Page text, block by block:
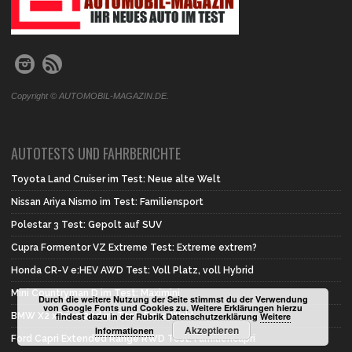
Copyright © AUTOMOBIL-MAGAZIN.DE.
AUTOTESTS UND FAHRBERICHTE
Toyota Land Cruiser im Test: Neue alte Welt
Nissan Ariya Nismo im Test: Familiensport
Polestar 3 Test: Gepolt auf SUV
Cupra Formentor VZ Extreme Test: Extreme extrem?
Honda CR-V e:HEV AWD Test: Voll Platz, voll Hybrid
Mini Countryman D im Test: Maximini
BMW X2 xDrive 20d im Test: Erste Wahl
Ford Capri Extended Range RWD Test: Familiencapri
Durch die weitere Nutzung der Seite stimmst du der Verwendung
von Google Fonts und Cookies zu. Weitere Erklärungen hierzu
findest dazu in der Rubrik DatenschutzerklärungWeitere
Informationen
Akzeptieren